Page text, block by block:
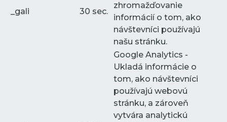
_gali 30 sec.
zhromažďovanie
informácií o tom, ako
návštevníci používajú
našu stránku.
Google Analytics -
Ukladá informácie o
tom, ako návštevníci
používajú webovú
stránku, a zároveň
vytvára analytickú